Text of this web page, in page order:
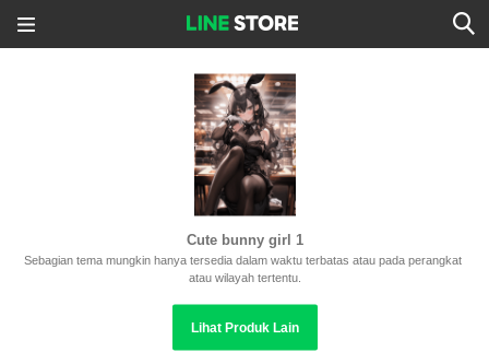
Cute bunny girl 1
Sebagian tema mungkin hanya tersedia dalam waktu terbatas atau pada perangkat
atau wilayah tertentu.
Lihat Produk Lain